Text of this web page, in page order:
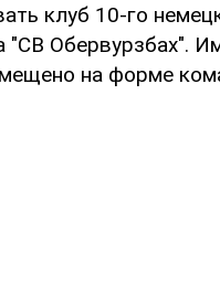
клуб 10-го
"СВ Обервурзбах".
на форме